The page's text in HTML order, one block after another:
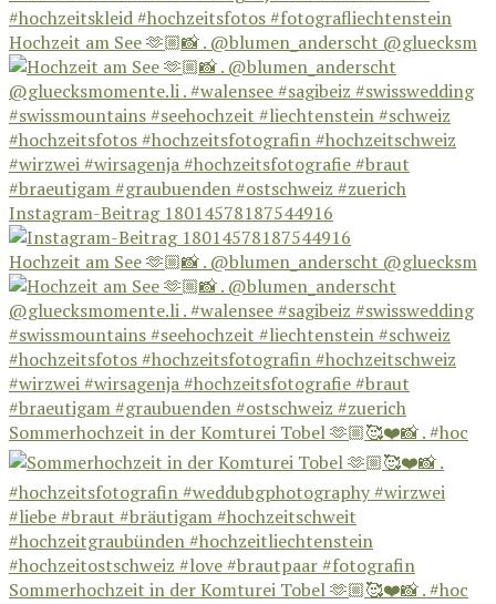
Hochzeit am See 🫶🏼📸 . @blumen_anderscht @gluecksm
Instagram-Beitrag 18014578187544916
Hochzeit am See 🫶🏼📸 . @blumen_anderscht @gluecksm
Sommerhochzeit in der Komturei Tobel 🫶🏼🥰❤️📸 . #hoc
Sommerhochzeit in der Komturei Tobel 🫶🏼🥰❤️📸 . #hoc